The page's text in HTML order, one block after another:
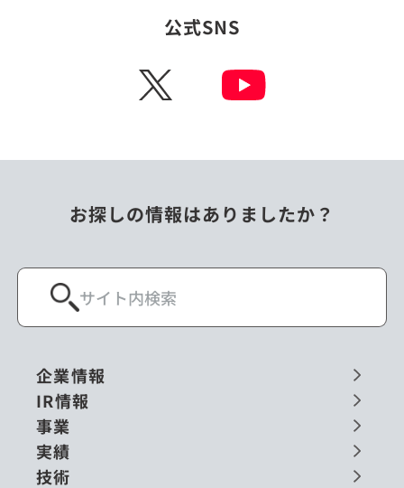
公式SNS
X
お探しの情報はありましたか？
企業情報
IR情報
事業
実績
技術